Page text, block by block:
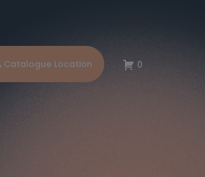
Catalogue Location 0